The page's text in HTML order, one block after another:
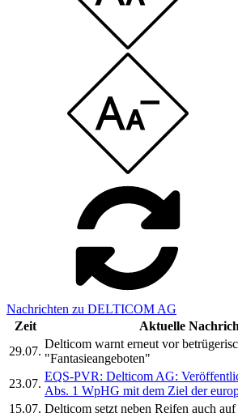
Nachrichten zu DELTICOM AG
Zeit
Aktuelle
29.07.
Delticom warnt erneut vor
"Fantasieangeboten"
23.07.
EQS-PVR: Delticom AG:
Abs. 1 WpHG mit dem Ziel der
15.07. Delticom setzt neben Reifen auch